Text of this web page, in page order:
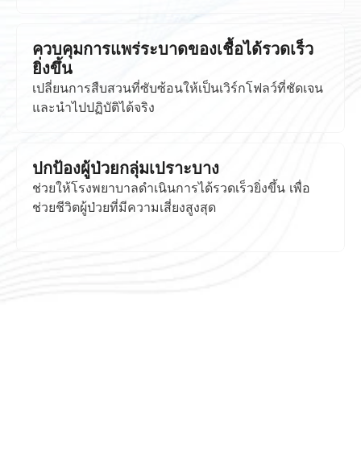
ควบคุมการแพร่ระบาดของเชื้อได้รวดเร็ว
ยิ่งขึ้น
เปลี่ยนการสืบสวนที่ซับซ้อนให้เป็นเวิร์กโฟลว์ที่ชัดเจน
และนำไปปฏิบัติได้จริง
ปกป้องผู้ป่วยกลุ่มเปราะบาง
ช่วยให้โรงพยาบาลดำเนินการได้รวดเร็วยิ่งขึ้น เพื่อ
ช่วยชีวิตผู้ป่วยที่มีความเสี่ยงสูงสุด